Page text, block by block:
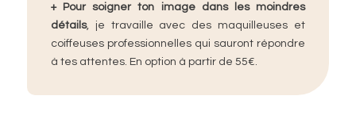
+
Pour soigner ton image dans les moindres
détails, je travaille avec des maquilleuses et
coiffeuses professionnelles qui sauront répondre
à tes attentes. En option à partir de 55€.